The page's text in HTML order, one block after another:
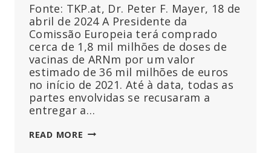
Fonte: TKP.at, Dr. Peter F. Mayer, 18 de
abril de 2024 A Presidente da
Comissão Europeia terá comprado
cerca de 1,8 mil milhões de doses de
vacinas de ARNm por um valor
estimado de 36 mil milhões de euros
no início de 2021. Até à data, todas as
partes envolvidas se recusaram a
entregar a…
READ MORE O